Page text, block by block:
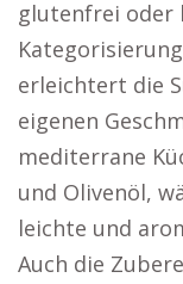
glutenfrei oder
erleichtert die
eigenen
mediterrane
und Olivenöl,
leichte und
Auch die